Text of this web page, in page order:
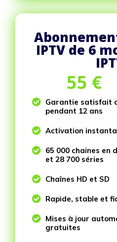
IPTV de 6
55 €
 Garantie satisfait
pendant 12 ans
 Activation
 65 000 chaines en
et 28 700 séries
 Chaînes HD et SD
 Rapide, stable et
 Mises à jour
gratuites